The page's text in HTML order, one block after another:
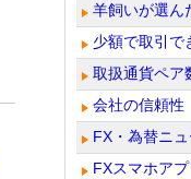
羊飼いが選ん
少額で取引で
取扱通貨ペア
会社の信頼性
FX・為替ニュ
FXスマホアプ